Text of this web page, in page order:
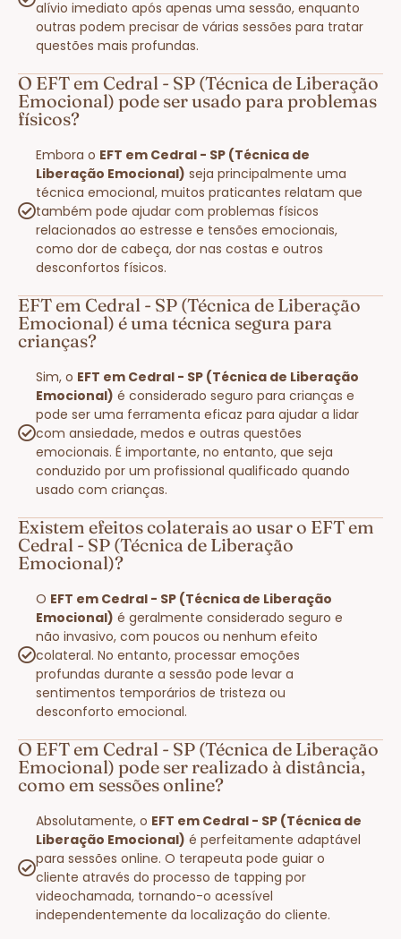
alívio imediato após apenas uma sessão, enquanto
outras podem precisar de várias sessões para tratar
questões mais profundas.
O EFT em Cedral - SP (Técnica de Liberação
Emocional) pode ser usado para problemas
físicos?
Embora o EFT em Cedral - SP (Técnica de
Liberação Emocional) seja principalmente uma
técnica emocional, muitos praticantes relatam que
também pode ajudar com problemas físicos
relacionados ao estresse e tensões emocionais,
como dor de cabeça, dor nas costas e outros
desconfortos físicos.
EFT em Cedral - SP (Técnica de Liberação
Emocional) é uma técnica segura para
crianças?
Sim, o EFT em Cedral - SP (Técnica de Liberação
Emocional) é considerado seguro para crianças e
pode ser uma ferramenta eficaz para ajudar a lidar
com ansiedade, medos e outras questões
emocionais. É importante, no entanto, que seja
conduzido por um profissional qualificado quando
usado com crianças.
Existem efeitos colaterais ao usar o EFT em
Cedral - SP (Técnica de Liberação
Emocional)?
O EFT em Cedral - SP (Técnica de Liberação
Emocional) é geralmente considerado seguro e
não invasivo, com poucos ou nenhum efeito
colateral. No entanto, processar emoções
profundas durante a sessão pode levar a
sentimentos temporários de tristeza ou
desconforto emocional.
O EFT em Cedral - SP (Técnica de Liberação
Emocional) pode ser realizado à distância,
como em sessões online?
Absolutamente, o EFT em Cedral - SP (Técnica de
Liberação Emocional) é perfeitamente adaptável
para sessões online. O terapeuta pode guiar o
cliente através do processo de tapping por
videochamada, tornando-o acessível
independentemente da localização do cliente.